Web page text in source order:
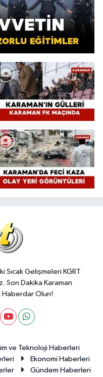
Sıcak Gelişmeleri KGRT
Son Dakika Karaman
Haberdar Olun!
ve Teknoloji Haberleri
Ekonomi Haberleri
Gündem Haberleri